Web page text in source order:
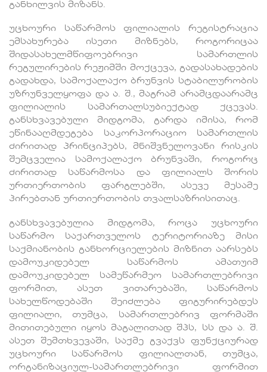
განხილვის მიზანს.
უცხოური საწარმოს ფილიალის რეგისტრაცია
ემსახურება ისეთი მიზნებს, როგორიცაა
შიდასახელმწიფოებრივი სამართლის
რეგულირების რეჟიმში მოქცევა, გადასახადების
გადახდა, სამოქალაქო ბრუნვის სტაბილურობის
უზრუნველყოფა და ა. შ., მაგრამ არამცდაარამც
ფილიალის სამართალსუბიექტად ქცევას.
განსხვავებული მიდგომა, გარდა იმისა, რომ
ეწინააღმდეგება საკორპორაციო სამართლის
ძირითად პრინციპებს, მნიშვნელოვანი რისკის
შემცველია სამოქალაქო ბრუნვაში, როგორც
ძირითად საწარმოსა და ფილიალს შორის
ურთიერთობის ფარგლებში, ასევე მესამე
პირებთან ურთიერთობის თვალსაზრისითაც.
განსხვავებულია მიდგომა, როცა უცხოური
საწარმო საქართველოს ტერიტორიაზე მისი
საქმიანობის განხორციელების მიზნით აარსებს
დამოუკიდებელ საწარმოს ამათუიმ
დამოუკიდებელ სამეწარმეო სამართლებრივი
ფორმით, ასეთ ვითარებაში, საწარმოს
სახელწოდებაში შეიძლება ფიგურირებდეს
ფილიალი, თუმცა, სამართლებრივ ფორმაში
მითითებული იყოს მაგალითად შპს, სს და ა. შ.
ასეთ შემთხვევაში, საქმე გვაქვს ფუნქციურად
უცხოური საწარმოს ფილიალთან, თუმცა,
ორგანიზაციულ-სამართლებრივი ფორმით